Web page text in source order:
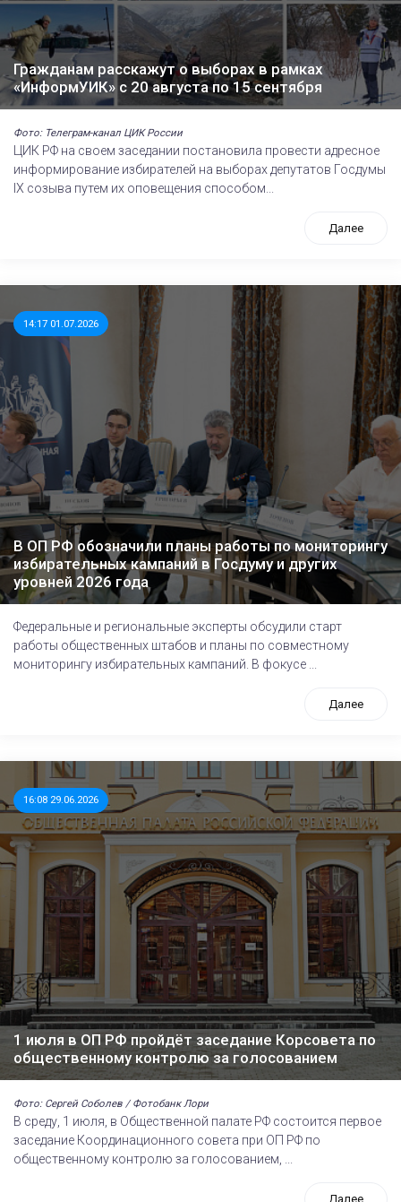
Гражданам расскажут о выборах в рамках
«ИнформУИК» с 20 августа по 15 сентября
Фото: Телеграм-канал ЦИК России
ЦИК РФ на своем заседании постановила провести адресное
информирование избирателей на выборах депутатов Госдумы
IХ созыва путем их оповещения способом...
Далее
14:17 01.07.2026
В ОП РФ обозначили планы работы по мониторингу
избирательных кампаний в Госдуму и других
уровней 2026 года
Федеральные и региональные эксперты обсудили старт
работы общественных штабов и планы по совместному
мониторингу избирательных кампаний. В фокусе ...
Далее
16:08 29.06.2026
1 июля в ОП РФ пройдёт заседание Корсовета по
общественному контролю за голосованием
Фото: Сергей Соболев / Фотобанк Лори
В среду, 1 июля, в Общественной палате РФ состоится первое
заседание Координационного совета при ОП РФ по
общественному контролю за голосованием, ...
Далее